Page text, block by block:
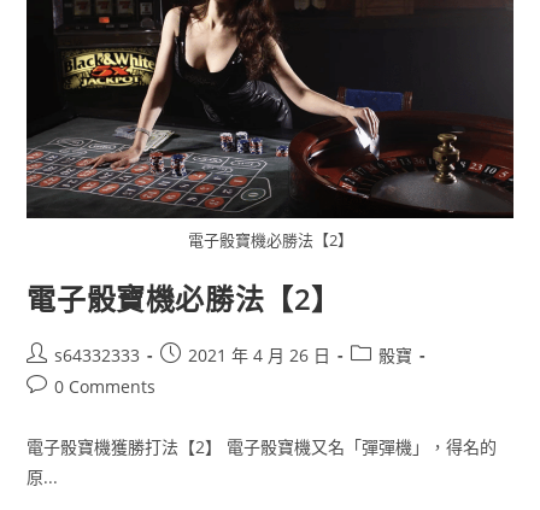
電子骰寶機必勝法【2】
電子骰寶機必勝法【2】
s64332333 2021 年 4 月 26 日
骰寶
0 Comments
電子骰寶機獲勝打法【2】 電子骰寶機又名「彈彈機」，得名的
原...